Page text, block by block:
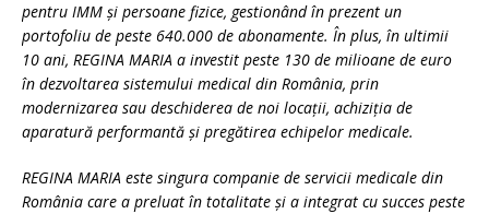
pentru IMM și persoane fizice, gestionând în prezent un
portofoliu de peste 640.000 de abonamente. În plus, în ultimii
10 ani, REGINA MARIA a investit peste 130 de milioane de euro
în dezvoltarea sistemului medical din România, prin
modernizarea sau deschiderea de noi locații, achiziția de
aparatură performantă și pregătirea echipelor medicale.
REGINA MARIA este singura companie de servicii medicale din
România care a preluat în totalitate și a integrat cu succes peste